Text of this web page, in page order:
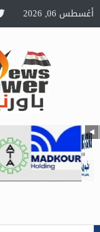
أغسطس 06, 2026